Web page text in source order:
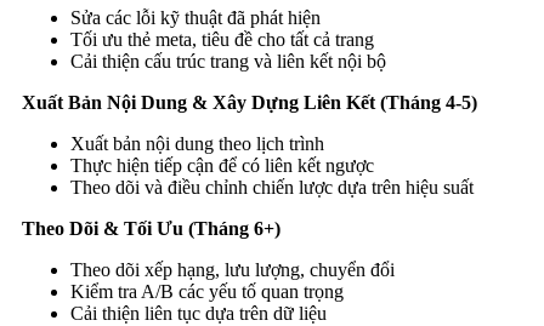
Sửa các lỗi kỹ thuật đã phát hiện
Tối ưu thẻ meta, tiêu đề cho tất cả trang
Cải thiện cấu trúc trang và liên kết nội bộ
Xuất Bản Nội Dung & Xây Dựng Liên Kết (Tháng 4-5)
Xuất bản nội dung theo lịch trình
Thực hiện tiếp cận để có liên kết ngược
Theo dõi và điều chỉnh chiến lược dựa trên hiệu suất
Theo Dõi & Tối Ưu (Tháng 6+)
Theo dõi xếp hạng, lưu lượng, chuyển đổi
Kiểm tra A/B các yếu tố quan trọng
Cải thiện liên tục dựa trên dữ liệu